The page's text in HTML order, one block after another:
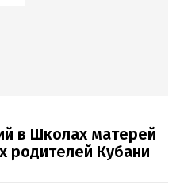
в Школах матерей
родителей Кубани